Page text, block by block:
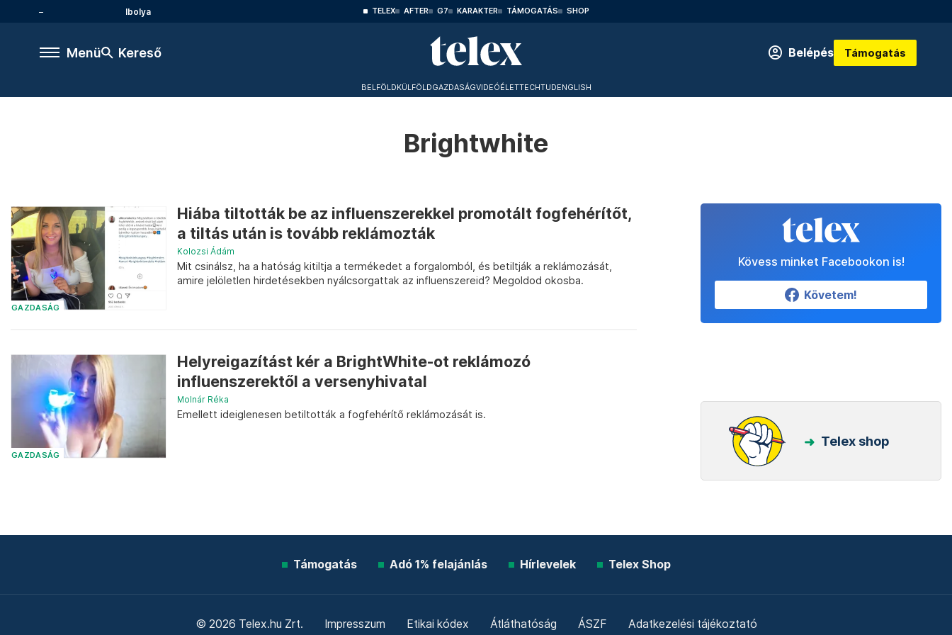
Ibolya TELEX AFTER G7 KARAKTER TÁMOGATÁS SHOP
Menü Kereső Belépés Támogatás
BELFÖLDKÜLFÖLDGAZDASÁGVIDEÓÉLETTECHTUDENGLISH
Brightwhite
GAZDASÁG
Hiába tiltották be az influenszerekkel promotált fogfehérítőt,
a tiltás után is tovább reklámozták
Kolozsi Ádám
Mit csinálsz, ha a hatóság kitiltja a termékedet a forgalomból, és betiltják a reklámozását,
amire jelöletlen hirdetésekben nyálcsorgattak az influenszereid? Megoldod okosba.
GAZDASÁG
Helyreigazítást kér a BrightWhite-ot reklámozó
influenszerektől a versenyhivatal
Molnár Réka
Emellett ideiglenesen betiltották a fogfehérítő reklámozását is.
Kövess minket Facebookon is!
Követem!
Telex shop
Támogatás Adó 1% felajánlás Hírlevelek Telex Shop
© 2026 Telex.hu Zrt. Impresszum Etikai kódex Átláthatóság ÁSZF Adatkezelési tájékoztató